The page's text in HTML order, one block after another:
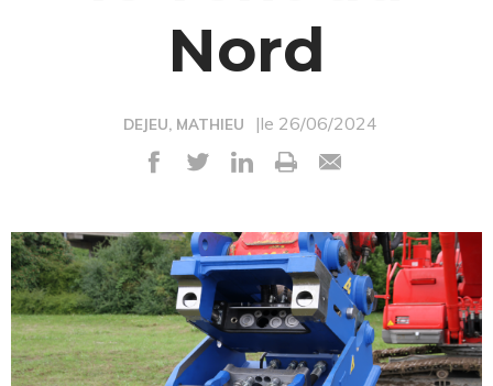
Nord
DEJEU, MATHIEU |le 26/06/2024